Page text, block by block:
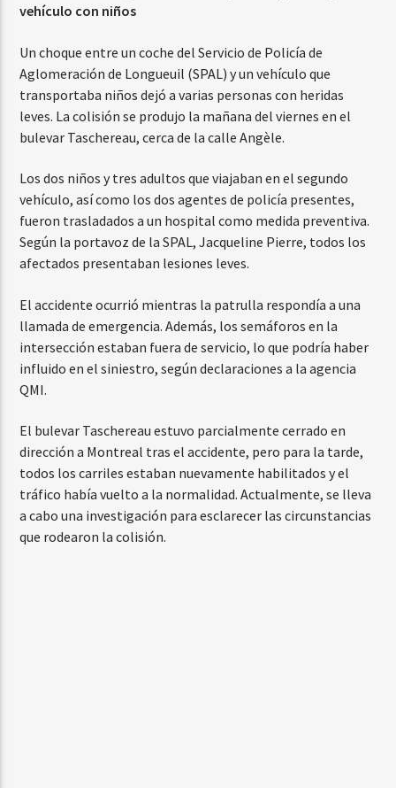
vehículo con niños
Un choque entre un coche del Servicio de Policía de
Aglomeración de Longueuil (SPAL) y un vehículo que
transportaba niños dejó a varias personas con heridas
leves. La colisión se produjo la mañana del viernes en el
bulevar Taschereau, cerca de la calle Angèle.
Los dos niños y tres adultos que viajaban en el segundo
vehículo, así como los dos agentes de policía presentes,
fueron trasladados a un hospital como medida preventiva.
Según la portavoz de la SPAL, Jacqueline Pierre, todos los
afectados presentaban lesiones leves.
El accidente ocurrió mientras la patrulla respondía a una
llamada de emergencia. Además, los semáforos en la
intersección estaban fuera de servicio, lo que podría haber
influido en el siniestro, según declaraciones a la agencia
QMI.
El bulevar Taschereau estuvo parcialmente cerrado en
dirección a Montreal tras el accidente, pero para la tarde,
todos los carriles estaban nuevamente habilitados y el
tráfico había vuelto a la normalidad. Actualmente, se lleva
a cabo una investigación para esclarecer las circunstancias
que rodearon la colisión.